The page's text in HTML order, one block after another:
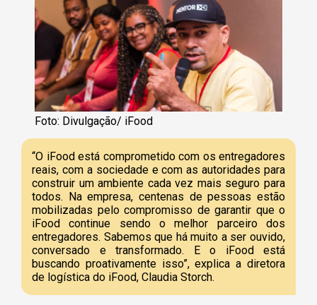
Foto: Divulgação/ iFood
“O iFood está comprometido com os entregadores
reais, com a sociedade e com as autoridades para
construir um ambiente cada vez mais seguro para
todos. Na empresa, centenas de pessoas estão
mobilizadas pelo compromisso de garantir que o
iFood continue sendo o melhor parceiro dos
entregadores. Sabemos que há muito a ser ouvido,
conversado e transformado. E o iFood está
buscando proativamente isso”, explica a diretora
de logística do iFood, Claudia Storch.